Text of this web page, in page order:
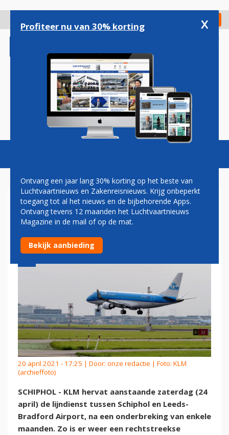
gaan
Check in
Magazine Podcasts Vacatures
KLM HERVAT VLUCHTEN
NAAR LEEDS
20 april 2021 - 17:25 | Door: onze redactie | Foto: KLM
(archieffoto)
SCHIPHOL - KLM hervat aanstaande zaterdag (24
april) de lijndienst tussen Schiphol en Leeds-
Bradford Airport, na een onderbreking van enkele
maanden. Zo is er weer een rechtstreekse
Profiteer nu van 30% korting x
Ontvang een jaar lang 30% korting op het beste van
Luchtvaartnieuws en Zakenreisnieuws. Krijg onbeperkt
toegang tot al het nieuws en de bijbehorende Apps.
Ontvang tevens 12 maanden het Luchtvaartnieuws
Magazine in de mail of op de mat.
Bekijk aanbieding